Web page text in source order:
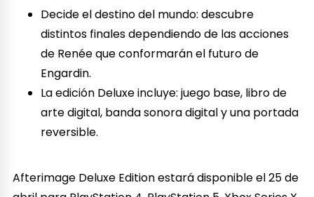
Decide el destino del mundo: descubre
distintos finales dependiendo de las acciones
de Renée que conformarán el futuro de
Engardin.
La edición Deluxe incluye: juego base, libro de
arte digital, banda sonora digital y una portada
reversible.
Afterimage Deluxe Edition estará disponible el 25 de